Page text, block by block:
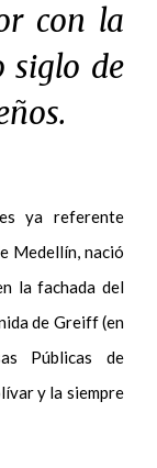
con la
siglo de
ya referente
Medellín, nació
la fachada del
de Greiff (en
Públicas de
y la siempre